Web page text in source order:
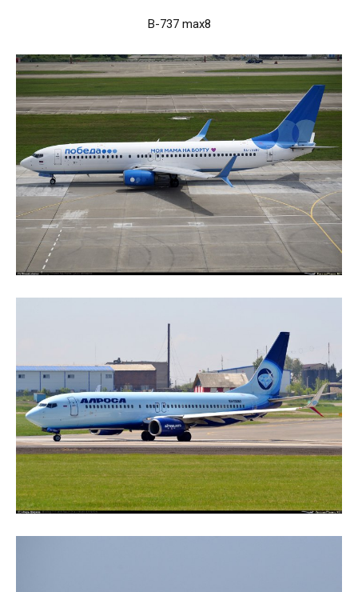
B-737 max8